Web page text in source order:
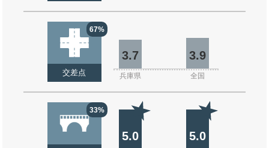
67%
交差点
3.7 3.9
兵庫県 全国
33%
5.0 5.0